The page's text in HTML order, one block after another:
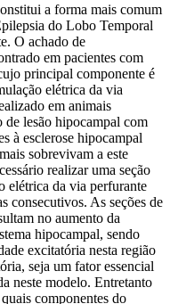
a forma mais comum
do Lobo Temporal
O achado de
em pacientes com
principal componente é
elétrica da via
em animais
de lesão hipocampal com
à esclerose hipocampal
sobrevivam a este
realizar uma seção
elétrica da via perfurante
consecutivos. As seções de
no aumento da
hipocampal, sendo
excitatória nesta região
seja um fator essencial
neste modelo. Entretanto
componentes do